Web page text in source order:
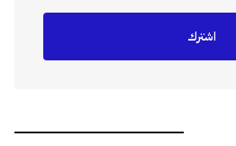
اشترك